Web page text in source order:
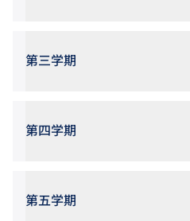
第三学期
第四学期
第五学期